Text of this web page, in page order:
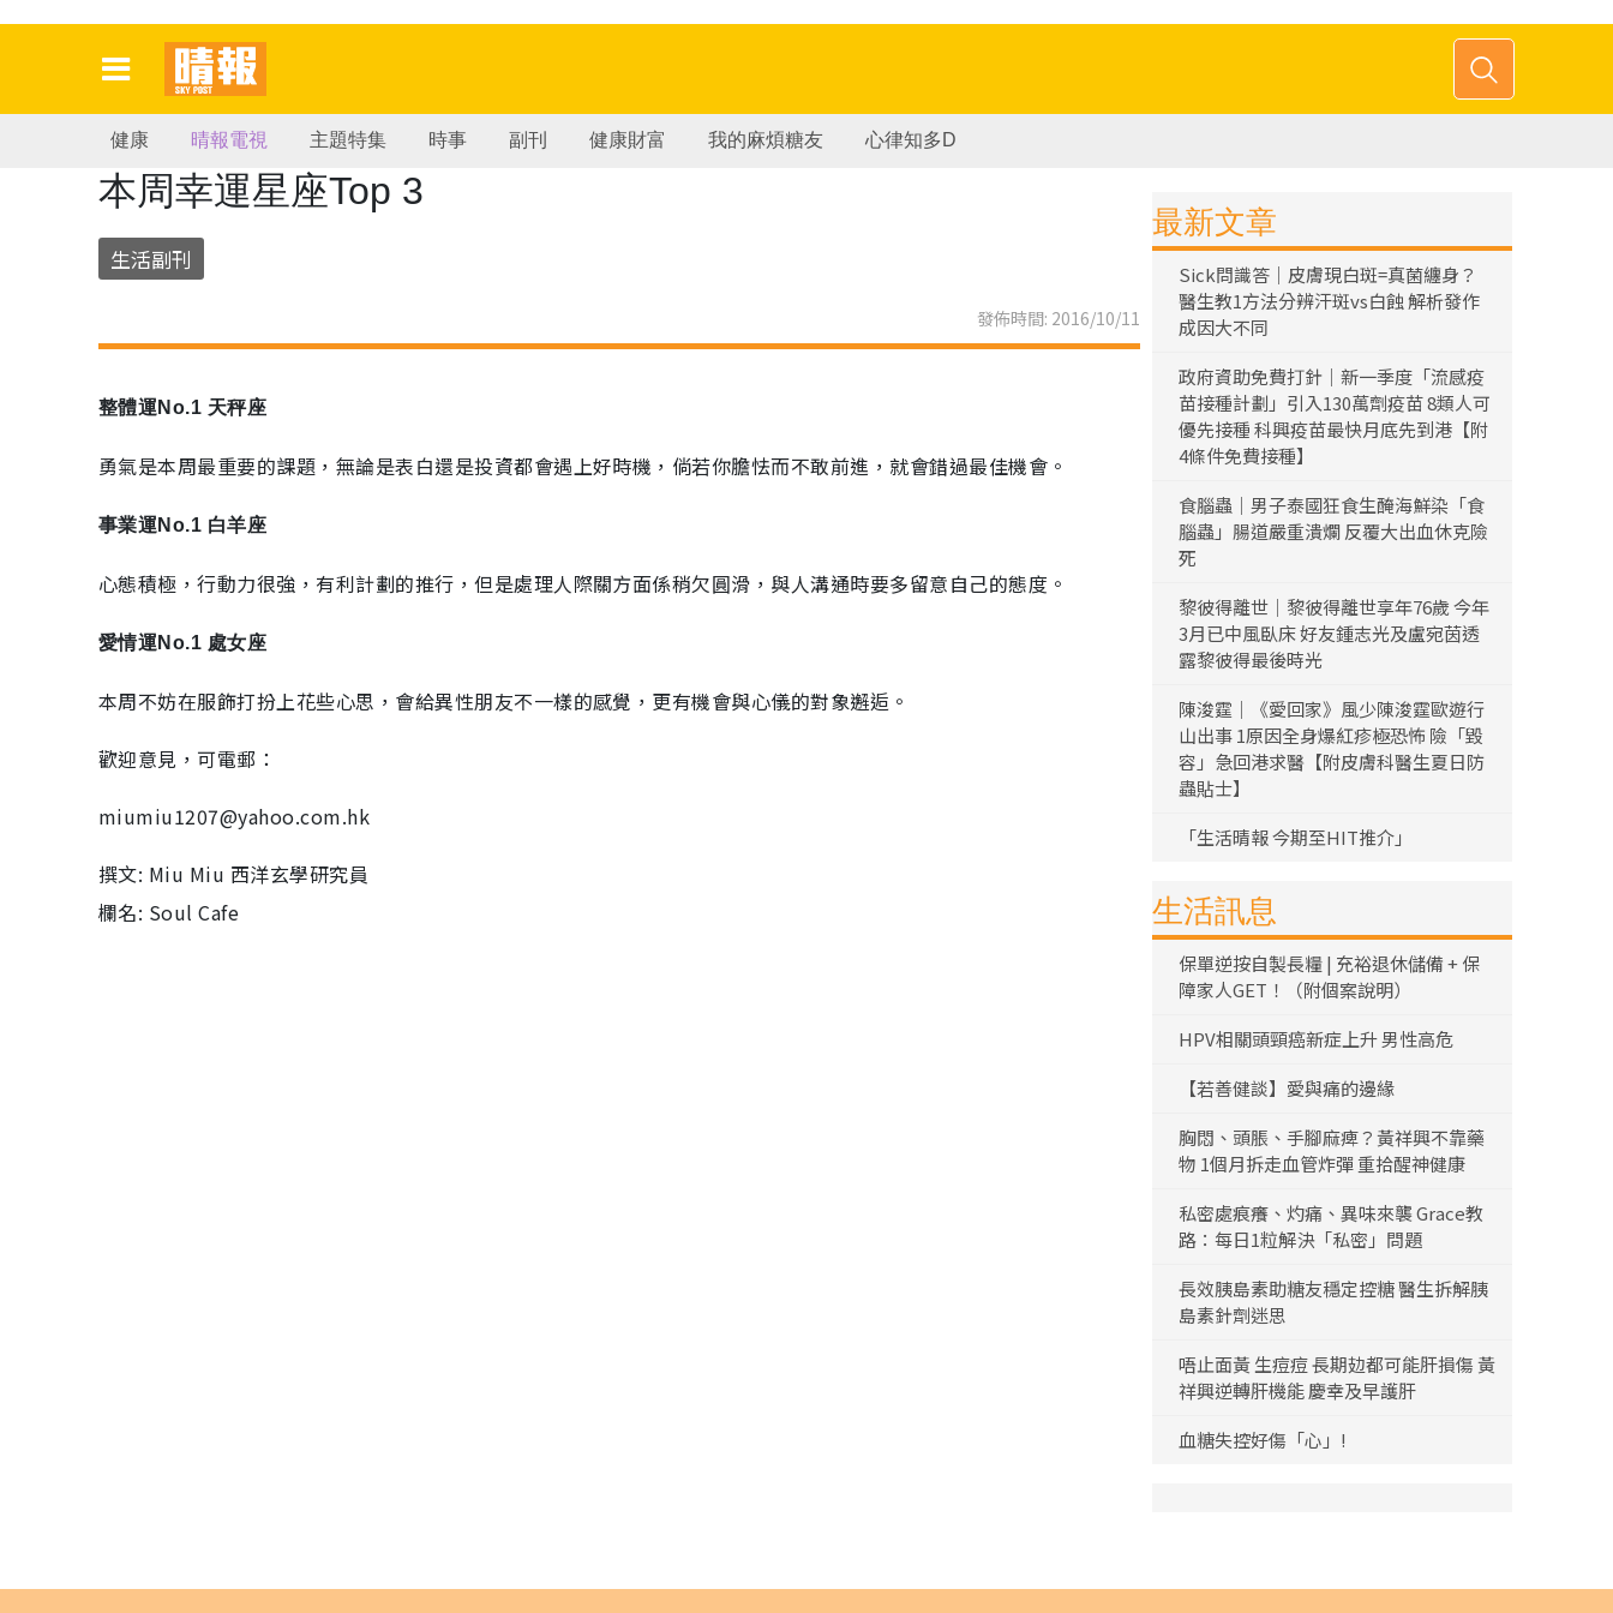
健康 晴報電視 主題特集 時事 副刊 健康財富 我的麻煩糖友 心律知多D
本周幸運星座Top 3
生活副刊
發佈時間: 2016/10/11
整體運No.1 天秤座
勇氣是本周最重要的課題，無論是表白還是投資都會遇上好時機，倘若你膽怯而不敢前進，就會錯過最佳機會。
事業運No.1 白羊座
心態積極，行動力很強，有利計劃的推行，但是處理人際關方面係稍欠圓滑，與人溝通時要多留意自己的態度。
愛情運No.1 處女座
本周不妨在服飾打扮上花些心思，會給異性朋友不一樣的感覺，更有機會與心儀的對象邂逅。
歡迎意見，可電郵：
miumiu1207@yahoo.com.hk
撰文: Miu Miu 西洋玄學研究員
欄名: Soul Cafe
最新文章
Sick問識答｜皮膚現白斑=真菌纏身？
醫生教1方法分辨汗斑vs白蝕 解析發作
成因大不同
政府資助免費打針｜新一季度「流感疫
苗接種計劃」引入130萬劑疫苗 8類人可
優先接種 科興疫苗最快月底先到港【附
4條件免費接種】
食腦蟲｜男子泰國狂食生醃海鮮染「食
腦蟲」腸道嚴重潰爛 反覆大出血休克險
死
黎彼得離世｜黎彼得離世享年76歲 今年
3月已中風臥床 好友鍾志光及盧宛茵透
露黎彼得最後時光
陳浚霆｜《愛回家》風少陳浚霆歐遊行
山出事 1原因全身爆紅疹極恐怖 險「毀
容」急回港求醫【附皮膚科醫生夏日防
蟲貼士】
「生活晴報 今期至HIT推介」
生活訊息
保單逆按自製長糧 | 充裕退休儲備 + 保
障家人GET！（附個案說明）
HPV相關頭頸癌新症上升 男性高危
【若善健談】愛與痛的邊緣
胸悶、頭脹、手腳麻痺？黃祥興不靠藥
物 1個月拆走血管炸彈 重拾醒神健康
私密處痕癢、灼痛、異味來襲 Grace教
路：每日1粒解決「私密」問題
長效胰島素助糖友穩定控糖 醫生拆解胰
島素針劑迷思
唔止面黃 生痘痘 長期攰都可能肝損傷 黃
祥興逆轉肝機能 慶幸及早護肝
血糖失控好傷「心」!